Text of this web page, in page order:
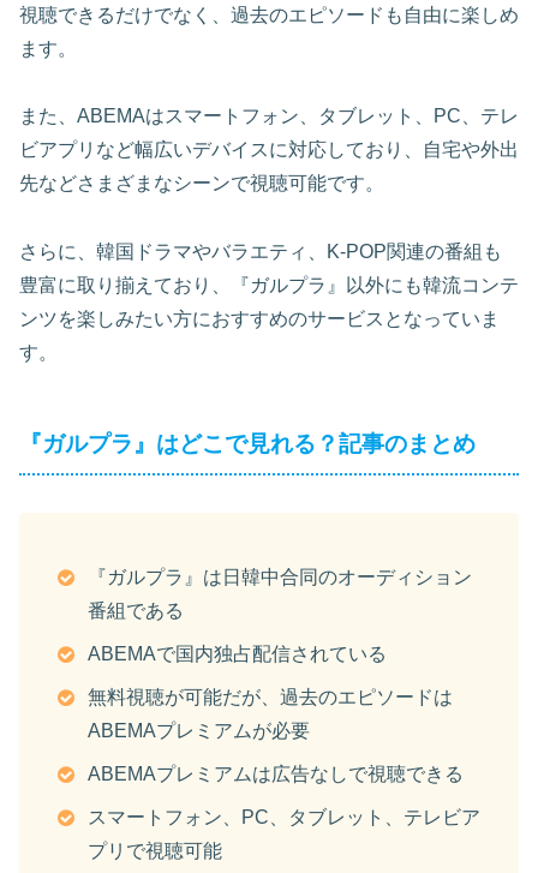
視聴できるだけでなく、過去のエピソードも自由に楽しめ
ます。
また、ABEMAはスマートフォン、タブレット、PC、テレ
ビアプリなど幅広いデバイスに対応しており、自宅や外出
先などさまざまなシーンで視聴可能です。
さらに、韓国ドラマやバラエティ、K-POP関連の番組も
豊富に取り揃えており、『ガルプラ』以外にも韓流コンテ
ンツを楽しみたい方におすすめのサービスとなっていま
す。
『ガルプラ』はどこで見れる？記事のまとめ
『ガルプラ』は日韓中合同のオーディション
番組である
ABEMAで国内独占配信されている
無料視聴が可能だが、過去のエピソードは
ABEMAプレミアムが必要
ABEMAプレミアムは広告なしで視聴できる
スマートフォン、PC、タブレット、テレビア
プリで視聴可能